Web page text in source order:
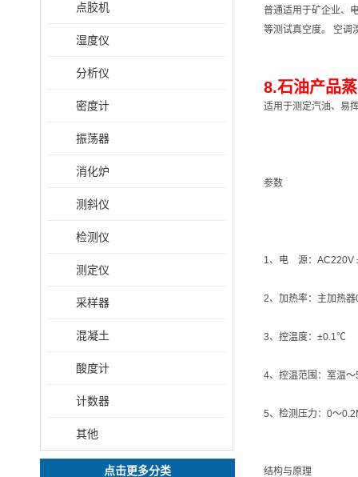
点胶机
湿度仪
分析仪
密度计
振荡器
消化炉
测斜仪
检测仪
测定仪
采样器
混凝土
酸度计
计数器
其他
点击更多分类
普通适用于矿企业、
等测试真空度。 空调
8.石油产品
适用于测定汽油、易
参数
1、电 源：AC220V
2、加热率：主加热
3、控温度：±0.1℃
4、控温范围：室温
5、检测压力：0～
结构与原理